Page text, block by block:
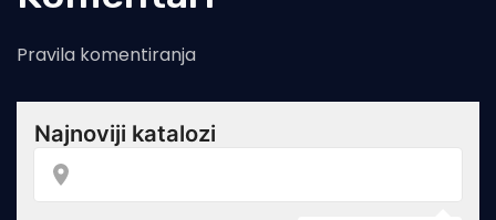
Pravila komentiranja